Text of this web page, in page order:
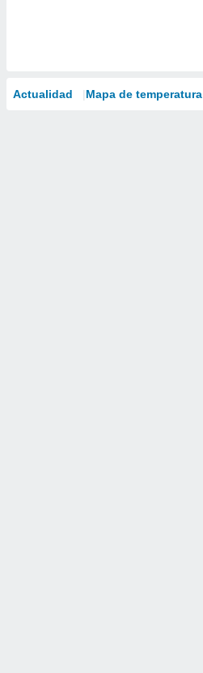
Actualidad Mapa de temperatura